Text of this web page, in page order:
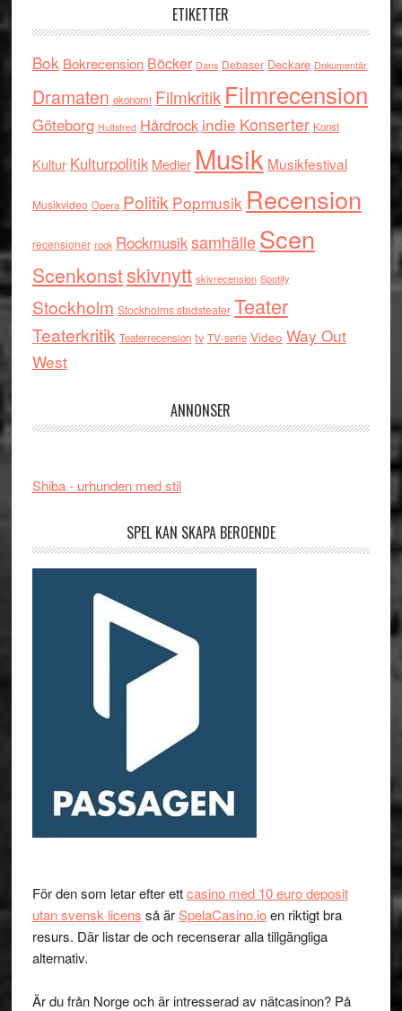
ETIKETTER
Bok Bokrecension Böcker Dans Debaser Deckare Dokumentär
Dramaten ekonomi Filmkritik Filmrecension
Göteborg Hultsfred Hårdrock indie Konserter Konst
Kultur Kulturpolitik Medier Musik Musikfestival
Musikvideo Opera Politik Popmusik Recension
recensioner rock RockmusiksamhälleScen
Scenkonstskivnytt skivrecension Spotify
Stockholm Stockholms stadsteater Teater
Teaterkritik Teaterrecension tv TV-serie Video Way Out
West
ANNONSER
Shiba - urhunden med stil
SPEL KAN SKAPA BEROENDE
För den som letar efter ettcasino med 10 euro deposit
utan svensk licens så ärSpelaCasino.ioen riktigt bra
resurs. Där listar de och recenserar alla tillgängliga
alternativ.
Är du från Norge och är intresserad av nätcasinon? På